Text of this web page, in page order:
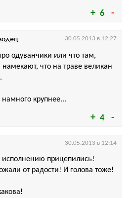
6
4
одуванчики или что там,
что на траве великан
крупнее...
30.05.2013 в 12:27
исполнению прицепились!
от радости! И голова тоже!
30.05.2013 в 12:14